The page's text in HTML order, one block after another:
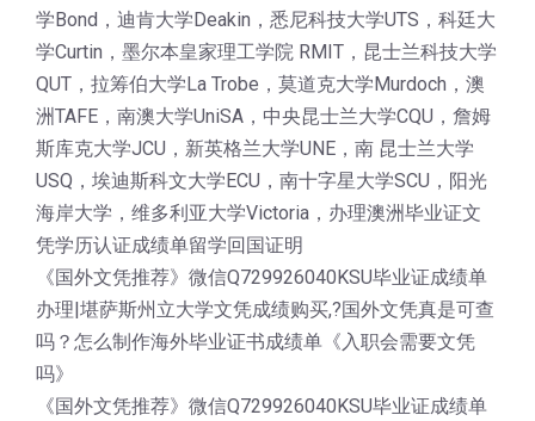
学Bond，迪肯大学Deakin，悉尼科技大学UTS，科廷大
学Curtin，墨尔本皇家理工学院 RMIT，昆士兰科技大学
QUT，拉筹伯大学La Trobe，莫道克大学Murdoch，澳
洲TAFE，南澳大学UniSA，中央昆士兰大学CQU，詹姆
斯库克大学JCU，新英格兰大学UNE，南 昆士兰大学
USQ，埃迪斯科文大学ECU，南十字星大学SCU，阳光
海岸大学，维多利亚大学Victoria，办理澳洲毕业证文
凭学历认证成绩单留学回国证明
《国外文凭推荐》微信Q729926040KSU毕业证成绩单
办理|堪萨斯州立大学文凭成绩购买,?国外文凭真是可查
吗？怎么制作海外毕业证书成绩单《入职会需要文凭
吗》
《国外文凭推荐》微信Q729926040KSU毕业证成绩单